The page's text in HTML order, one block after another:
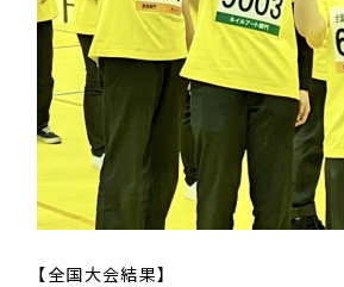
【全国大会結果】